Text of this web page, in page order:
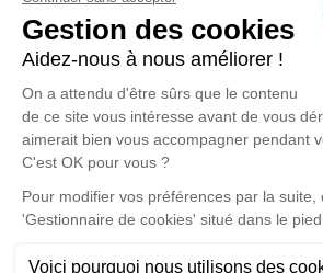
Réseaux sociaux
Liens utiles
Publier un avis de décès
Signaler un abus/une erreur
Consultez nos offres d'emploi